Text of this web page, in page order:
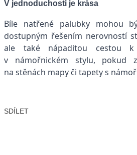
V jednoduchosti je krása
Bíle natřené palubky mohou
dostupným řešením nerovností
ale také nápaditou cestou k
v námořnickém stylu, pokud
na stěnách mapy či tapety s
SDÍLET